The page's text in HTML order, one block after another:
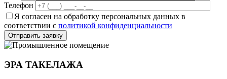
Телефон
Я согласен на обработку персональных данных в
соответствии с политикой конфиденциальности
ЭРА ТАКЕЛАЖА